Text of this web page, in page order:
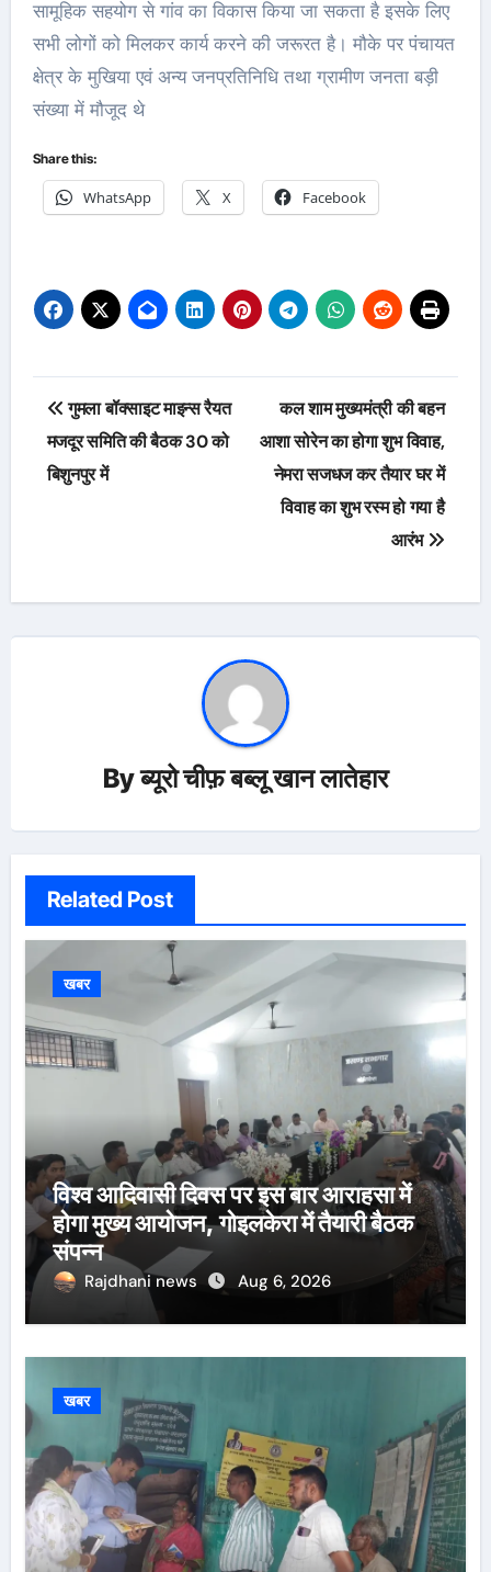
सामूहिक सहयोग से गांव का विकास किया जा सकता है इसके लिए
सभी लोगों को मिलकर कार्य करने की जरूरत है। मौके पर पंचायत
क्षेत्र के मुखिया एवं अन्य जनप्रतिनिधि तथा ग्रामीण जनता बड़ी
संख्या में मौजूद थे
Share this:
WhatsApp X Facebook
Post
navigation
गुमला बॉक्साइट माइन्स रैयत
मजदूर समिति की बैठक 30 को
बिशुनपुर में
कल शाम मुख्यमंत्री की बहन
आशा सोरेन का होगा शुभ विवाह,
नेमरा सजधज कर तैयार घर में
विवाह का शुभ रस्म हो गया है
आरंभ
Byब्यूरो चीफ़ बब्लू खान लातेहार
Related Post
खबर
विश्व आदिवासी दिवस पर इस बार आराहसा में
होगा मुख्य आयोजन, गोइलकेरा में तैयारी बैठक
संपन्न
Rajdhani news Aug 6, 2026
खबर